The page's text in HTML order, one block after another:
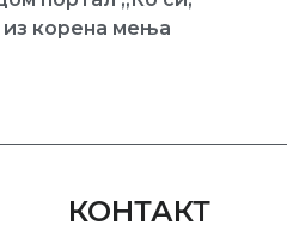
из корена мења
КОНТАКТ